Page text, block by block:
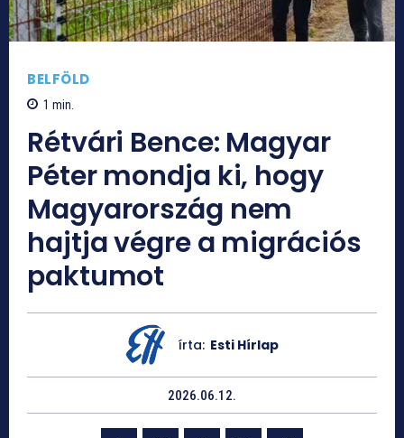
BELFÖLD
1 min.
Rétvári Bence: Magyar
Péter mondja ki, hogy
Magyarország nem
hajtja végre a migrációs
paktumot
írta: Esti Hírlap
2026.06.12.